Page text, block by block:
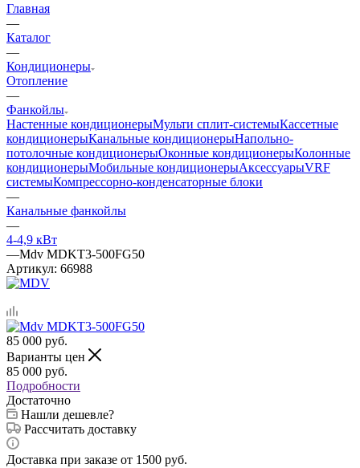
Главная
—
Каталог
—
Кондиционеры
Отопление
—
Фанкойлы
Настенные кондиционерыМульти сплит-системыКассетные
кондиционерыКанальные кондиционерыНапольно-
потолочные кондиционерыОконные кондиционерыКолонные
кондиционерыМобильные кондиционерыАксессуарыVRF
системыКомпрессорно-конденсаторные блоки
—
Канальные фанкойлы
—
4-4,9 кВт
—Mdv MDKT3-500FG50
Артикул: 66988
85 000 руб.
Варианты цен
85 000 руб.
Подробности
Достаточно
Нашли дешевле?
Рассчитать доставку
Доставка при заказе от 1500 руб.